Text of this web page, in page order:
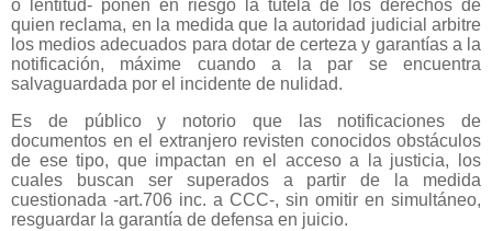
o lentitud- ponen en riesgo la tutela de los derechos de
quien reclama, en la medida que la autoridad judicial arbitre
los medios adecuados para dotar de certeza y garantías a la
notificación, máxime cuando a la par se encuentra
salvaguardada por el incidente de nulidad.
Es de público y notorio que las notificaciones de
documentos en el extranjero revisten conocidos obstáculos
de ese tipo, que impactan en el acceso a la justicia, los
cuales buscan ser superados a partir de la medida
cuestionada -art.706 inc. a CCC-, sin omitir en simultáneo,
resguardar la garantía de defensa en juicio.